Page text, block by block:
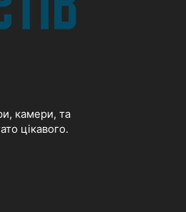
камери, та
цікавого.